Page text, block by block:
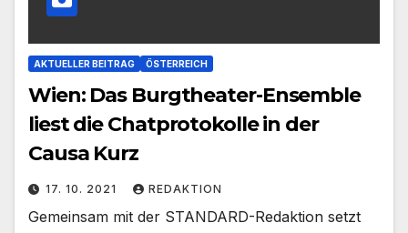
AKTUELLER BEITRAG ÖSTERREICH
Wien: Das Burgtheater-Ensemble
liest die Chatprotokolle in der
Causa Kurz
17. 10. 2021 REDAKTION
Gemeinsam mit der STANDARD-Redaktion setzt